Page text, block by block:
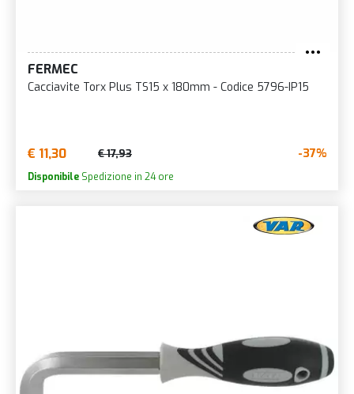
FERMEC
Cacciavite Torx Plus TS15 x 180mm - Codice 5796-IP15
€ 11,30 € 17,93 -37%
Disponibile Spedizione in 24 ore